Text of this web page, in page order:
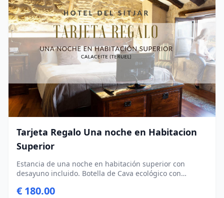
Tarjeta Regalo Una noche en Habitacion
Superior
Estancia de una noche en habitación superior con
desayuno incluido. Botella de Cava ecológico con
€ 180.00